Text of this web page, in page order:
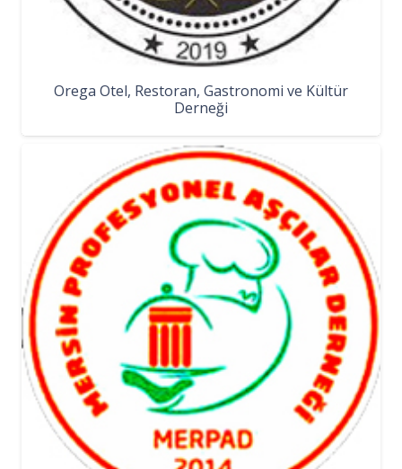
Orega Otel, Restoran, Gastronomi ve Kültür
Derneği